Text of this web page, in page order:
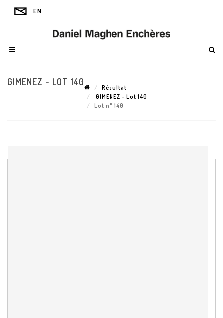
GIMENEZ - LOT 140
Résultat
GIMENEZ - Lot 140
Lot n° 140